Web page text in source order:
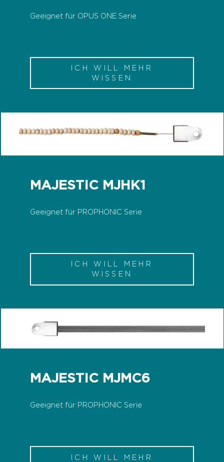
Geeignet für OPUS ONE Serie
ICH WILL MEHR
WISSEN
MAJESTIC MJHK1
Geeignet für PROPHONIC Serie
ICH WILL MEHR
WISSEN
MAJESTIC MJMC6
Geeignet für PROPHONIC Serie
ICH WILL MEHR